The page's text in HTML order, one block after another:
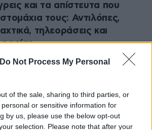
Do Not Process My Personal
of the sale, sharing to third parties, or
or sensitive information for
by us, please use the below opt-out
selection. Please note that after your
και τα απίστευτα που
τους: Αντιλόπες,
τηλεοράσεις και